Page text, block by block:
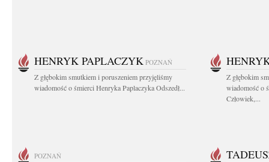
HENRYK PAPLACZYK POZNAŃ
Z głębokim smutkiem i poruszeniem przyjęliśmy
wiadomość o śmierci Henryka Paplaczyka Odszedł...
Z głębokim
wiadomość o
Człowiek,...
POZNAŃ